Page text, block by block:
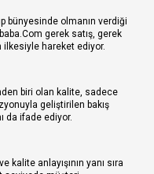
bünyesinde olmanın verdiği
gerek satış, gerek
ilkesiyle hareket ediyor.
biri olan kalite, sadece
geliştirilen bakış
da ifade ediyor.
kalite anlayışının yanı sıra